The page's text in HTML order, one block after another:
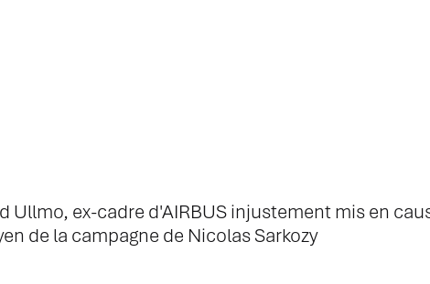
Ullmo, ex-cadre d'AIRBUS injustement mis en
de la campagne de Nicolas Sarkozy